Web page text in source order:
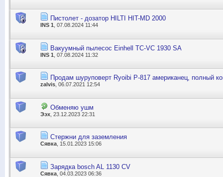
Пистолет - дозатор HILTI HIT-MD 2000
INS 1 , 07.08.2024 11:44
Вакуумный пылесос Einhell TC-VC 1930 SA
INS 1 , 07.08.2024 11:32
Продам шуруповерт Ryoibi P-817 американец, полный
zalvis , 06.07.2021 12:54
Обменяю ушм
Ээх , 23.12.2023 22:31
Стержни для заземления
Сявка , 15.01.2023 15:06
Зарядка bosch AL 1130 CV
Сявка , 04.03.2023 06:36